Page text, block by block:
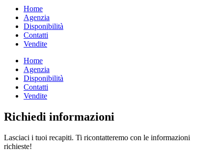
Home
Agenzia
Disponibilità
Contatti
Vendite
Home
Agenzia
Disponibilità
Contatti
Vendite
Richiedi informazioni
Lasciaci i tuoi recapiti. Ti ricontatteremo con le informazioni
richieste!